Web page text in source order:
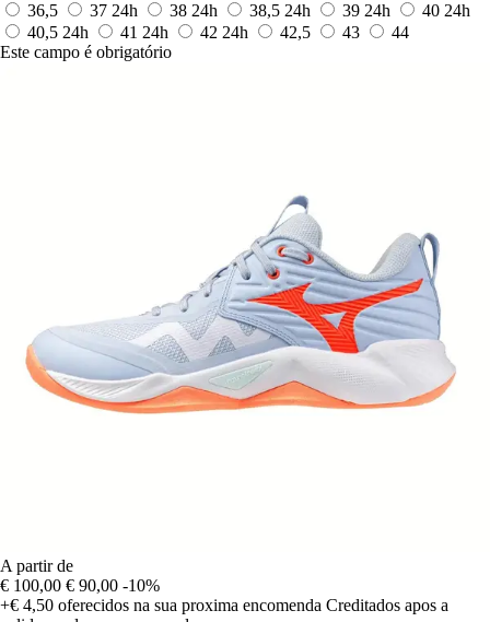
36,5
37 24h 38 24h 38,5 24h 39 24h 40 24h
40,5 24h 41 24h 42 24h 42,5 43
44
Este campo é obrigatório
A partir de
€ 100,00 € 90,00 -10%
+€ 4,50 oferecidos na sua proxima encomenda Creditados apos a